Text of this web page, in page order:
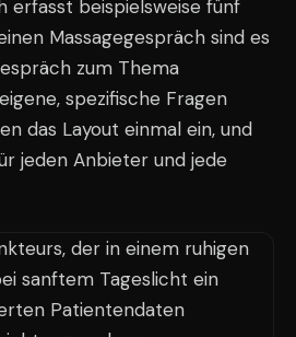
erfasst beispielsweise fünf
Massagegespräch sind es
zum Thema
spezifische Fragen
das Layout einmal ein, und
jeden Anbieter und jede